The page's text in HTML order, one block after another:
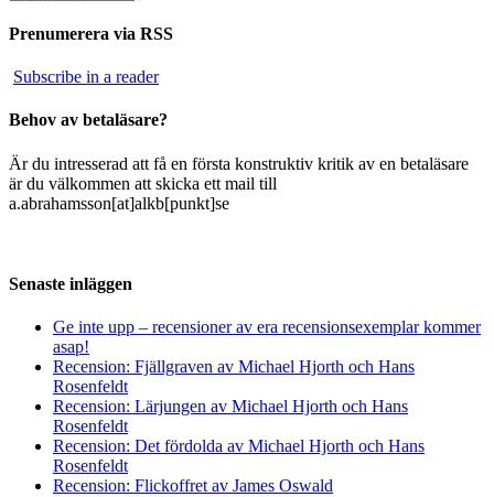
Prenumerera via RSS
Subscribe in a reader
Behov av betaläsare?
Är du intresserad att få en första konstruktiv kritik av en betaläsare
är du välkommen att skicka ett mail till
a.abrahamsson[at]alkb[punkt]se
Senaste inläggen
Ge inte upp – recensioner av era recensionsexemplar kommer
asap!
Recension: Fjällgraven av Michael Hjorth och Hans
Rosenfeldt
Recension: Lärjungen av Michael Hjorth och Hans
Rosenfeldt
Recension: Det fördolda av Michael Hjorth och Hans
Rosenfeldt
Recension: Flickoffret av James Oswald